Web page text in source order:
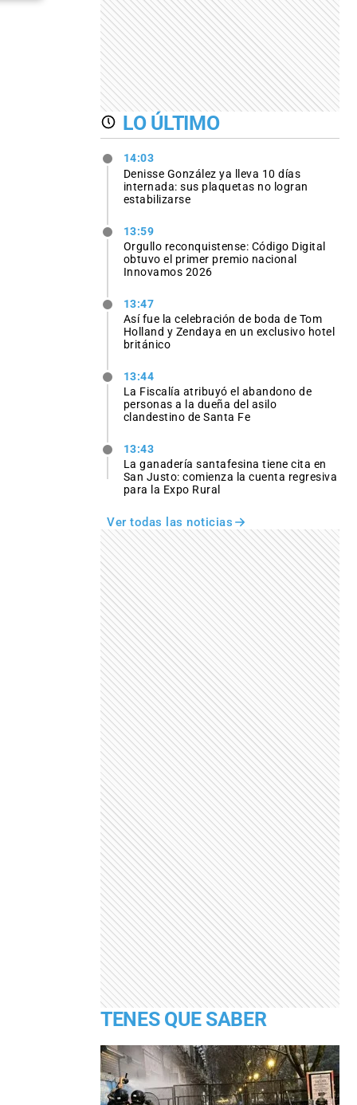
LO ÚLTIMO
14:03
Denisse González ya lleva 10 días
internada: sus plaquetas no logran
estabilizarse
13:59
Orgullo reconquistense: Código Digital
obtuvo el primer premio nacional
Innovamos 2026
13:47
Así fue la celebración de boda de Tom
Holland y Zendaya en un exclusivo hotel
británico
13:44
La Fiscalía atribuyó el abandono de
personas a la dueña del asilo
clandestino de Santa Fe
13:43
La ganadería santafesina tiene cita en
San Justo: comienza la cuenta regresiva
para la Expo Rural
Ver todas las noticias
TENES QUE SABER